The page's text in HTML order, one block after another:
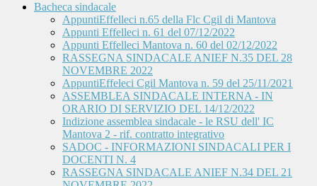
Bacheca sindacale
AppuntiEffelleci n.65 della Flc Cgil di Mantova
Appunti Effelleci n. 61 del 07/12/2022
Appunti Effelleci Mantova n. 60 del 02/12/2022
RASSEGNA SINDACALE ANIEF N.35 DEL 28
NOVEMBRE 2022
AppuntiEffeleci Cgil Mantova n. 59 del 25/11/2021
ASSEMBLEA SINDACALE INTERNA - IN
ORARIO DI SERVIZIO DEL 14/12/2022
Indizione assemblea sindacale - le RSU dell' IC
Mantova 2 - rif. contratto integrativo
SADOC - INFORMAZIONI SINDACALI PER I
DOCENTI N. 4
RASSEGNA SINDACALE ANIEF N.34 DEL 21